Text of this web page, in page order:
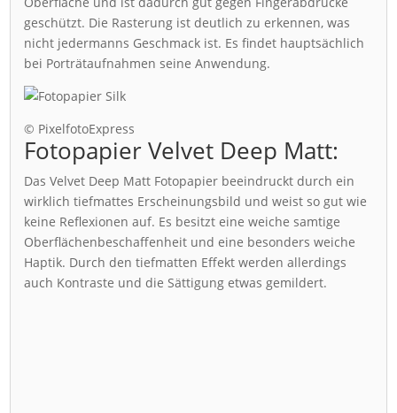
geschützt. Die Rasterung ist deutlich zu erkennen, was
nicht jedermanns Geschmack ist. Es findet hauptsächlich
bei Porträtaufnahmen seine Anwendung.
© PixelfotoExpress
Fotopapier Velvet Deep Matt:
Das Velvet Deep Matt Fotopapier beeindruckt durch ein
wirklich tiefmattes Erscheinungsbild und weist so gut wie
keine Reflexionen auf. Es besitzt eine weiche samtige
Oberflächenbeschaffenheit und eine besonders weiche
Haptik. Durch den tiefmatten Effekt werden allerdings
auch Kontraste und die Sättigung etwas gemildert.